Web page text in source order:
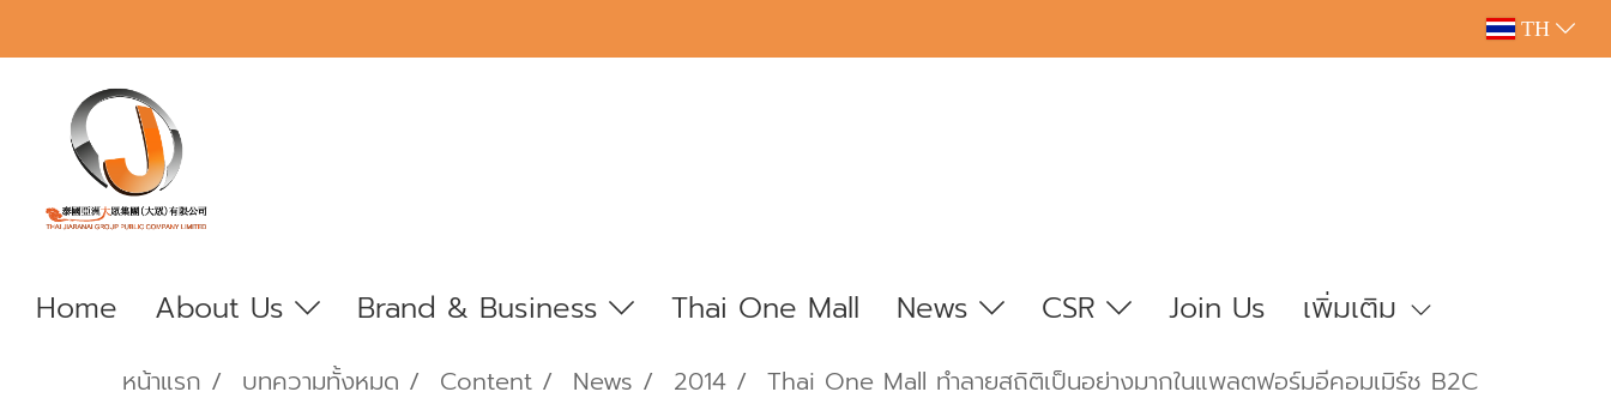
TH
Home About Us Brand & Business Thai One Mall News CSR Join Us เพิ่มเติม
หน้าแรก บทความทั้งหมด Content News 2014 Thai One Mall ทำลายสถิติเป็นอย่างมากในแพลตฟอร์มอีคอมเมิร์ช B2C